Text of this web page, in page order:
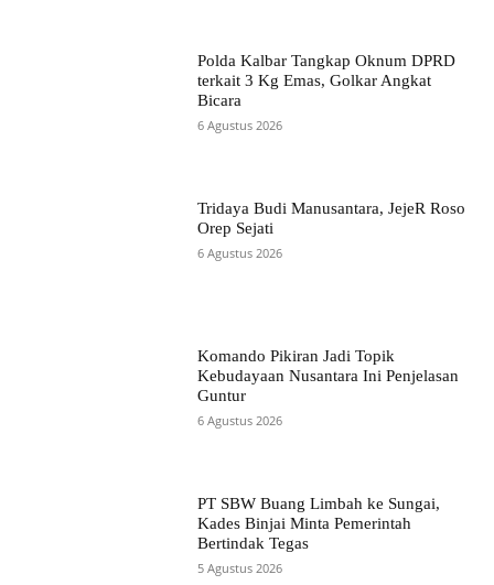
Polda Kalbar Tangkap Oknum DPRD
terkait 3 Kg Emas, Golkar Angkat
Bicara
6 Agustus 2026
Tridaya Budi Manusantara, JejeR Roso
Orep Sejati
6 Agustus 2026
Komando Pikiran Jadi Topik
Kebudayaan Nusantara Ini Penjelasan
Guntur
6 Agustus 2026
PT SBW Buang Limbah ke Sungai,
Kades Binjai Minta Pemerintah
Bertindak Tegas
5 Agustus 2026